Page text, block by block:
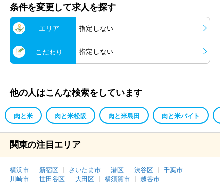
条件を変更して求人を探す
エリア 指定しない
こだわり 指定しない
他の人はこんな検索をしています
肉と米 肉と米松阪 肉と米島田 肉と米バイト
関東の注目エリア
横浜市 新宿区 さいたま市 港区 渋谷区
千葉市
川崎市
世田谷区 大田区 横須賀市 越谷市